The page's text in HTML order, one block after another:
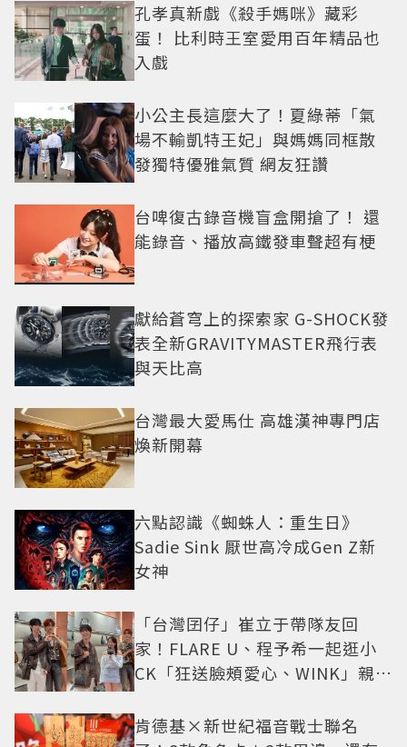
孔孝真新戲《殺手媽咪》藏彩
蛋！ 比利時王室愛用百年精品也
入戲
小公主長這麼大了！夏綠蒂「氣
場不輸凱特王妃」與媽媽同框散
發獨特優雅氣質 網友狂讚
台啤復古錄音機盲盒開搶了！ 還
能錄音、播放高鐵發車聲超有梗
獻給蒼穹上的探索家 G-SHOCK發
表全新GRAVITYMASTER飛行表
與天比高
台灣最大愛馬仕 高雄漢神專門店
煥新開幕
六點認識《蜘蛛人：重生日》
Sadie Sink 厭世高冷成Gen Z新
女神
「台灣囝仔」崔立于帶隊友回
家！FLARE U、程予希一起逛小
CK「狂送臉頰愛心、WINK」親曝
肯德基×新世紀福音戰士聯名